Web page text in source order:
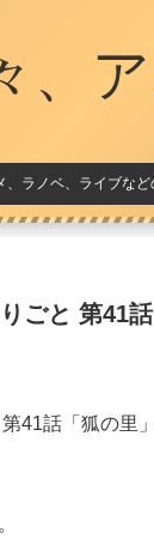
、
、ラノベ、ライブな
ごと 第41
41話「狐の里